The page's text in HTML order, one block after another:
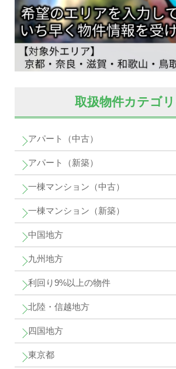
取扱物件カテゴ
アパート（中古）
アパート（新築）
一棟マンション（中古）
一棟マンション（新築）
中国地方
九州地方
利回り9%以上の物件
北陸・信越地方
四国地方
東京都